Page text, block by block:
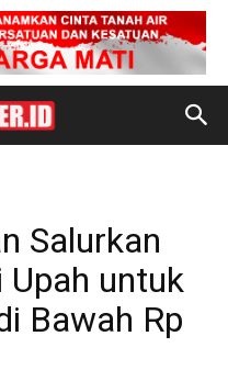
Salurkan
Upah untuk
Bawah Rp